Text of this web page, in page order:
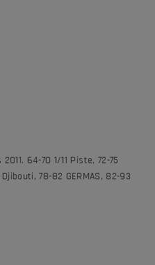
64-70 1/11 Piste, 72-75
Djibouti, 78-82 GERMAS, 82-93